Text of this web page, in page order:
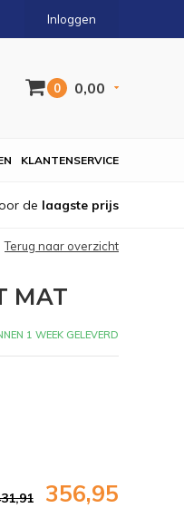
Inloggen
0 0,00
KLANTENSERVICE
de laagste prijs
Terug naar overzicht
MAT
1 WEEK GELEVERD
356,95